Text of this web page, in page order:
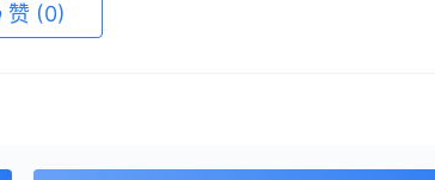
赞 (0)